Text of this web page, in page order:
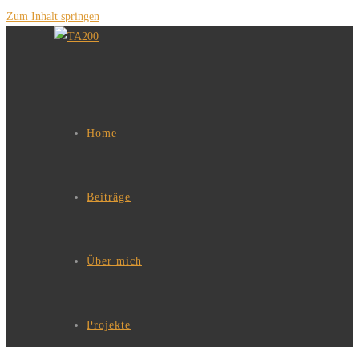
Zum Inhalt springen
Home
Beiträge
Über mich
Projekte